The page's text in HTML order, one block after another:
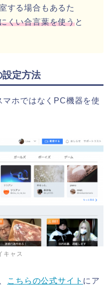
する場合もあるた
くい合言葉を使うと
設定方法
ホではなくPC機器を使
キャス
こちらの公式サイト にア